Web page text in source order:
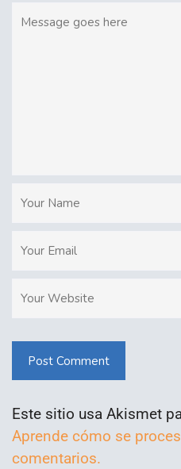
Post Comment
Este sitio usa Akismet
Aprende cómo se
comentarios.